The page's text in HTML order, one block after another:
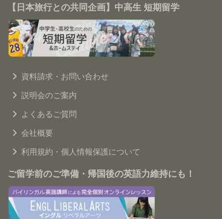
【日本旅行との共同企画】中高生 短期留学
資料請求・お問い合わせ
説明会のご案内
よくあるご質問
会社概要
利用規約・個人情報保護について
ご留学前のご準備・帰国後の英語力維持にも！